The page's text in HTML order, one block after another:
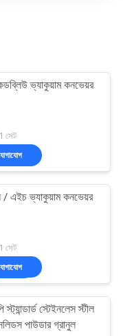
ভ্যাকুয়াম কনভেয়র
সেট
/ এইচ ভ্যাকুয়াম কনভেয়র
সেট
স্ট্যান্ডার্ড স্টেইনলেস স্টীল
পাউডার গ্রানুল